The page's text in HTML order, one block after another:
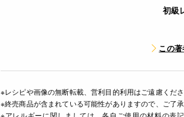
初級
この
※レシピや画像の無断転載、営利目的利用はご遠慮くださ
※終売商品が含まれている可能性がありますので、ご了承
※アレルギーに関しましては、各自ご使用の材料の表